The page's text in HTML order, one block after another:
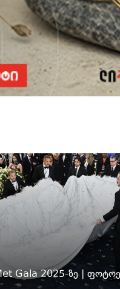
Gala 2025-ზე |